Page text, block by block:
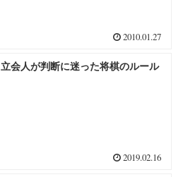
2010.01.27
立会人が判断に迷った将棋のルール
2019.02.16